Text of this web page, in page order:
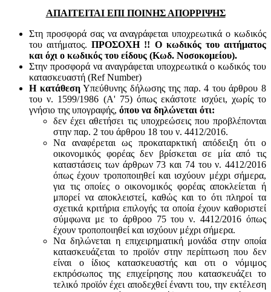
ΑΠΑΙΤΕΙΤΑΙ ΕΠΙ ΠΟΙΝΗΣ ΑΠΟΡΡΙΨΗΣ
Στη προσφορά σας να αναγράφεται υποχρεωτικά ο κωδικός
του αιτήματος.ΠΡΟΣΟΧΗ !! Ο κωδικός του αιτήματος
και όχι ο κωδικός του είδους (Κωδ. Νοσοκομείου).
Στην προσφορά να αναγράφεται υποχρεωτικά ο κωδικός του
κατασκευαστή (Ref Number)
Η κατάθεσηΥπεύθυνης δήλωσης της παρ. 4 του άρθρου 8
του ν. 1599/1986 (Α' 75) όπως εκάστοτε ισχύει, χωρίς το
γνήσιο της υπογραφής, όπου να δηλώνεται ότι:
δεν έχει αθετήσει τις υποχρεώσεις που προβλέπονται
στην παρ. 2 του άρθρου 18 του ν. 4412/2016.
Να αναφέρεται ως προκαταρκτική απόδειξη ότι ο
οικονομικός φορέας δεν βρίσκεται σε μία από τις
καταστάσεις των άρθρων 73 και 74 του ν. 4412/2016
όπως έχουν τροποποιηθεί και ισχύουν μέχρι σήμερα,
για τις οποίες ο οικονομικός φορέας αποκλείεται ή
μπορεί να αποκλειστεί, καθώς και το ότι πληροί τα
σχετικά κριτήρια επιλογής τα οποία έχουν καθοριστεί
σύμφωνα με τo άρθροo 75 του ν. 4412/2016 όπως
έχουν τροποποιηθεί και ισχύουν μέχρι σήμερα.
Να δηλώνεται η επιχειρηματική μονάδα στην οποία
κατασκευάζεται το προϊόν στην περίπτωση που δεν
είναι ο ίδιος κατασκευαστής και oτι ο νόμιμος
εκπρόσωπος της επιχείρησης που κατασκευάζει το
τελικό προϊόν έχει αποδεχθεί έναντι του, την εκτέλεση